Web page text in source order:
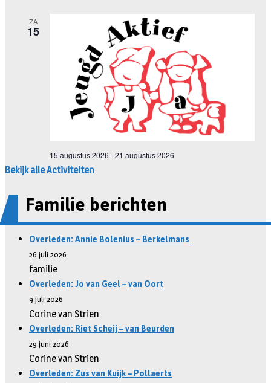
Bekijk alle Activiteiten
Familie berichten
Overleden: Annie Bolenius – Berkelmans
26 juli 2026
familie
Overleden: Jo van Geel – van Oort
9 juli 2026
Corine van Strien
Overleden: Riet Scheij – van Beurden
29 juni 2026
Corine van Strien
Overleden: Zus van Kuijk – Pollaerts